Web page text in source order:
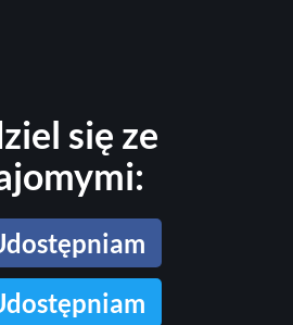
się ze